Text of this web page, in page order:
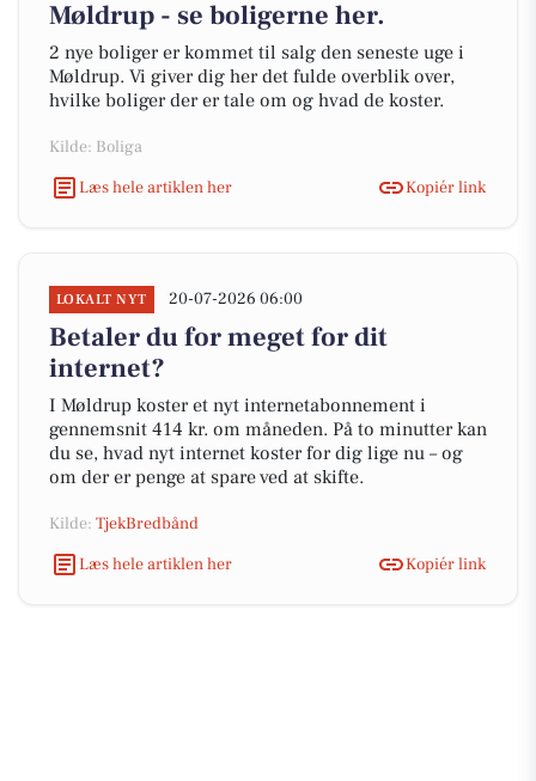
Møldrup - se boligerne her.
2 nye boliger er kommet til salg den seneste uge i
Møldrup. Vi giver dig her det fulde overblik over,
hvilke boliger der er tale om og hvad de koster.
Kilde: Boliga
Læs hele artiklen her
Kopiér link
LOKALT NYT 20-07-2026 06:00
Betaler du for meget for dit
internet?
I Møldrup koster et nyt internetabonnement i
gennemsnit 414 kr. om måneden. På to minutter kan
du se, hvad nyt internet koster for dig lige nu – og
om der er penge at spare ved at skifte.
Kilde: TjekBredbånd
Læs hele artiklen her
Kopiér link